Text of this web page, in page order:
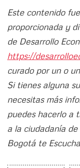
Este contenido
proporcionada y
de Desarrollo
https://
curado por un o
Si tienes alguna
necesitas más
puedes hacerlo a
a la ciudadanía
Bogotá te